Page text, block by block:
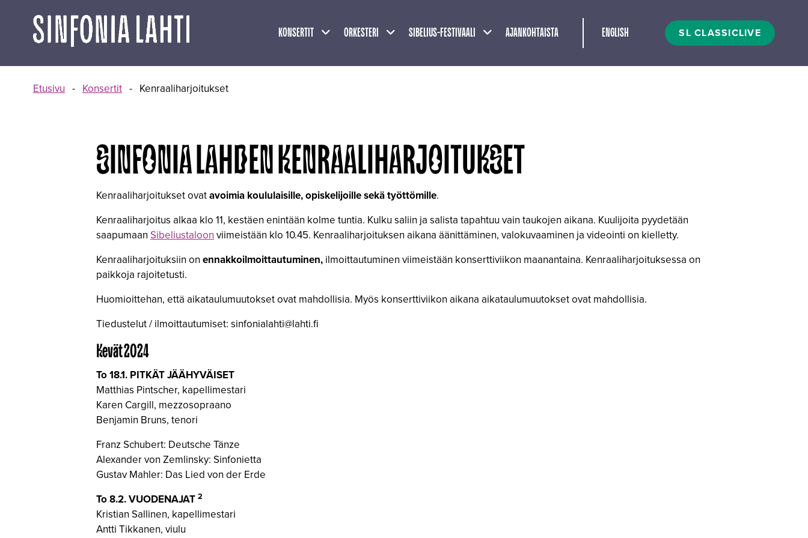
sisältöön
KONSERTIT Näytä alasivut
ORKESTERI Näytä alasivut
SIBELIUS-FESTIVAALI Näytä alasivut
AJANKOHTAISTA ENGLISH SL CLASSICLIVE
Etusivu - Konsertit - Kenraaliharjoitukset
SINFONIA LAHDEN KENRAALIHARJOITUKSET
Kenraaliharjoitukset ovatavoimia koululaisille, opiskelijoille sekä työttömille.
Kenraaliharjoitus alkaa klo 11, kestäen enintään kolme tuntia. Kulku saliin ja salista tapahtuu vain taukojen aikana. Kuulijoita pyydetään
saapumaan Sibeliustaloonviimeistään klo 10.45. Kenraaliharjoituksen aikana äänittäminen, valokuvaaminen ja videointi on kielletty.
Kenraaliharjoituksiin on ennakkoilmoittautuminen, ilmoittautuminen viimeistään konserttiviikon maanantaina. Kenraaliharjoituksessa on
paikkoja rajoitetusti.
Huomioittehan, että aikataulumuutokset ovat mahdollisia. Myös konserttiviikon aikana aikataulumuutokset ovat mahdollisia.
Tiedustelut / ilmoittautumiset: sinfonialahti@lahti.fi
Kevät 2024
To 18.1. PITKÄT JÄÄHYVÄISET
Matthias Pintscher, kapellimestari
Karen Cargill, mezzosopraano
Benjamin Bruns, tenori
Franz Schubert: Deutsche Tänze
Alexander von Zemlinsky: Sinfonietta
Gustav Mahler: Das Lied von der Erde
To 8.2. VUODENAJAT 2
Kristian Sallinen, kapellimestari
Antti Tikkanen, viulu